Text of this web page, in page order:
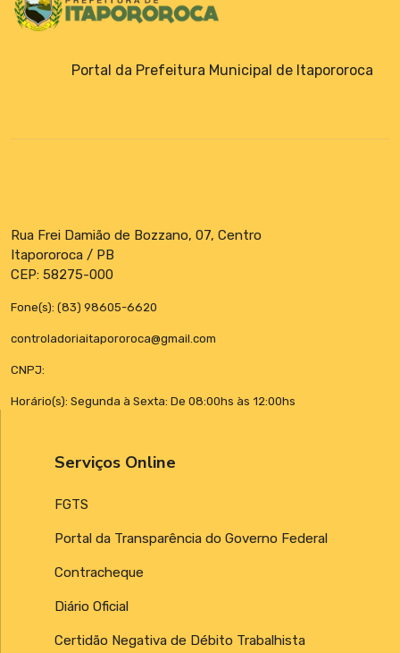
Portal da Prefeitura Municipal de Itapororoca
Rua Frei Damião de Bozzano, 07, Centro
Itapororoca / PB
CEP: 58275-000
Fone(s): (83) 98605-6620
controladoriaitapororoca@gmail.com
CNPJ:
Horário(s): Segunda à Sexta: De 08:00hs às 12:00hs
Serviços Online
FGTS
Portal da Transparência do Governo Federal
Contracheque
Diário Oficial
Certidão Negativa de Débito Trabalhista